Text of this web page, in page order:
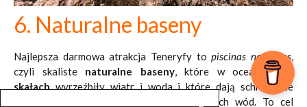
6. Naturalne baseny
Najlepsza darmowa atrakcja Teneryfy topiscinas naturales,
czyli skaliste naturalne baseny, które w oceanicznych
skałachwyrzeźbiły wiatr i woda i które dają schronienie
przed silnymi prądami i falami oceanicznych wód. To cel